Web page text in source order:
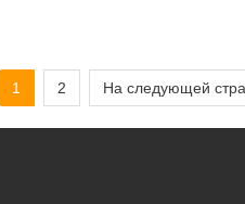
1 2 На следующей